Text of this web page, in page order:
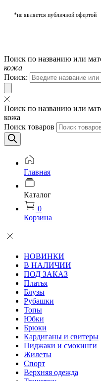
*не является публичной офертой
Поиск по названию или
кожа
Поиск:
Поиск по названию или
кожа
Поиск товаров
Главная
Каталог
0
Корзина
НОВИНКИ
В НАЛИЧИИ
ПОД ЗАКАЗ
Платья
Блузы
Рубашки
Топы
Юбки
Брюки
Кардиганы и свитеры
Пиджаки и смокинги
Жилеты
Спорт
Верхняя одежда